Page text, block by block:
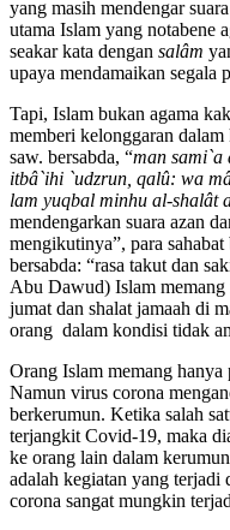
yang masih mendengar
utama Islam yang notabene
seakar kata dengan salâm
upaya mendamaikan segala
Tapi, Islam bukan agama
memberi kelonggaran
saw. bersabda, “man sami`a
itbâ`ihi `udzrun, qalû: wa
lam yuqbal minhu al-shalât
mendengarkan suara azan
mengikutinya”, para
bersabda: “rasa takut dan
Abu Dawud) Islam memang
jumat dan shalat jamaah di
orang dalam kondisi tidak
Orang Islam memang hanya
Namun virus corona
berkerumun. Ketika salah
terjangkit Covid-19, maka
ke orang lain dalam
adalah kegiatan yang terjadi
corona sangat mungkin